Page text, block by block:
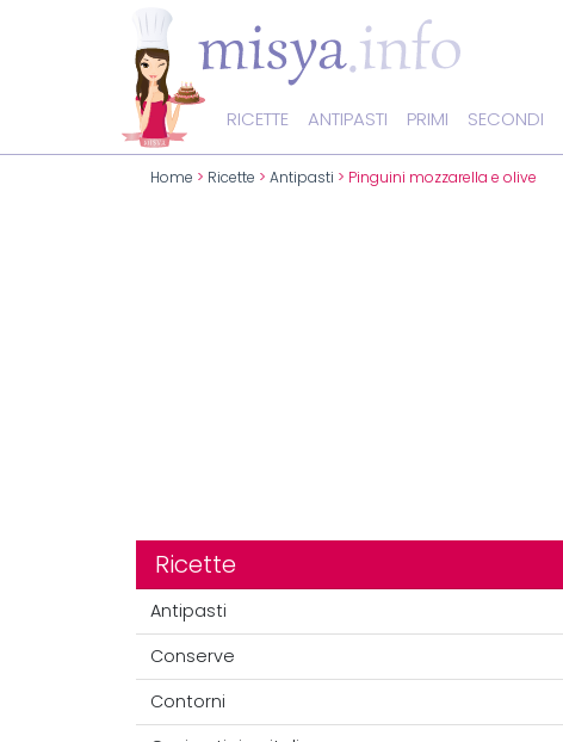
RICETTE ANTIPASTI PRIMI SECONDI
Home > Ricette > Antipasti > Pinguini mozzarella e olive
Ricette
Antipasti
Conserve
Contorni